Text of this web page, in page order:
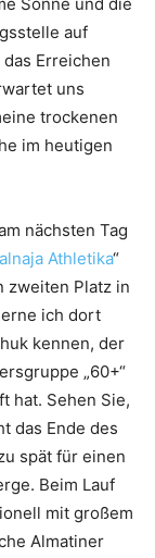
Sonne und die
auf
Erreichen
uns
trockenen
im heutigen
nächsten Tag
Athletika“
zweiten Platz in
ich dort
kennen, der
„60+“
hat. Sehen Sie,
das Ende des
spät für einen
Beim Lauf
mit großem
Almatiner